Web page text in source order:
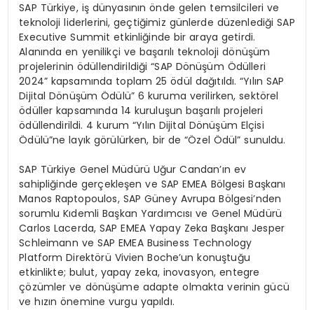
SAP Türkiye, iş dünyasının önde gelen temsilcileri ve
teknoloji liderlerini, geçtiğimiz günlerde düzenlediği SAP
Executive Summit etkinliğinde bir araya getirdi.
Alanında en yenilikçi ve başarılı teknoloji dönüşüm
projelerinin ödüllendirildiği “SAP Dönüşüm Ödülleri
2024” kapsamında toplam 25 ödül dağıtıldı. “Yılın SAP
Dijital Dönüşüm Ödülü” 6 kuruma verilirken, sektörel
ödüller kapsamında 14 kuruluşun başarılı projeleri
ödüllendirildi. 4 kurum “Yılın Dijital Dönüşüm Elçisi
Ödülü”ne layık görülürken, bir de “Özel Ödül” sunuldu.
SAP Türkiye Genel Müdürü Uğur Candan’ın ev
sahipliğinde gerçekleşen ve SAP EMEA Bölgesi Başkanı
Manos Raptopoulos, SAP Güney Avrupa Bölgesi’nden
sorumlu Kıdemli Başkan Yardımcısı ve Genel Müdürü
Carlos Lacerda, SAP EMEA Yapay Zeka Başkanı Jesper
Schleimann ve SAP EMEA Business Technology
Platform Direktörü Vivien Boche’un konuştuğu
etkinlikte; bulut, yapay zeka, inovasyon, entegre
çözümler ve dönüşüme adapte olmakta verinin gücü
ve hızın önemine vurgu yapıldı.